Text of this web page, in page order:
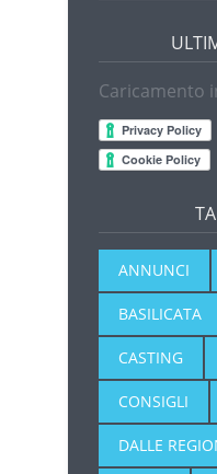
Caricamento
ANNUNCI
BASILICATA
CASTING
CONSIGLI
DALLE